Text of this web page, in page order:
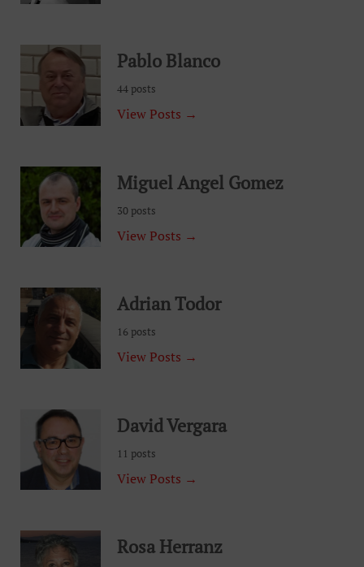
Pablo Blanco
44 posts
View Posts →
Miguel Angel Gomez
30 posts
View Posts →
Adrian Todor
16 posts
View Posts →
David Vergara
11 posts
View Posts →
Rosa Herranz